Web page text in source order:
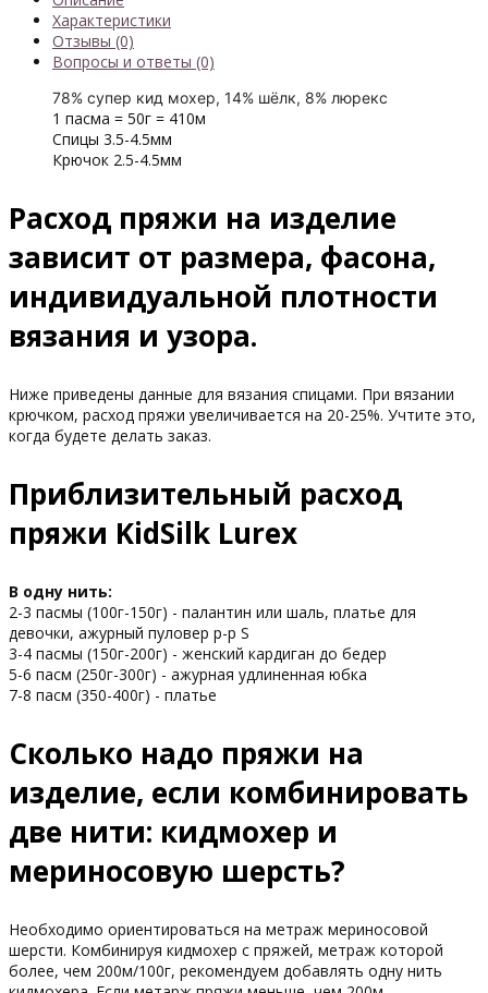
Характеристики
Отзывы (0)
Вопросы и ответы (0)
78% супер кид мохер, 14% шёлк, 8% люрекс
1 пасма = 50г = 410м
Спицы 3.5-4.5мм
Крючок 2.5-4.5мм
Расход пряжи на изделие
зависит от размера, фасона,
индивидуальной плотности
вязания и узора.
Ниже приведены данные для вязания спицами. При вязании
крючком, расход пряжи увеличивается на 20-25%. Учтите это,
когда будете делать заказ.
Приблизительный расход
пряжи KidSilk Lurex
В одну нить:
2-3 пасмы (100г-150г) - палантин или шаль, платье для
девочки, ажурный пуловер р-р S
3-4 пасмы (150г-200г) - женский кардиган до бедер
5-6 пасм (250г-300г) - ажурная удлиненная юбка
7-8 пасм (350-400г) - платье
Сколько надо пряжи на
изделие, если комбинировать
две нити: кидмохер и
мериносовую шерсть?
Необходимо ориентироваться на метраж мериносовой
шерсти. Комбинируя кидмохер с пряжей, метраж которой
более, чем 200м/100г, рекомендуем добавлять одну нить